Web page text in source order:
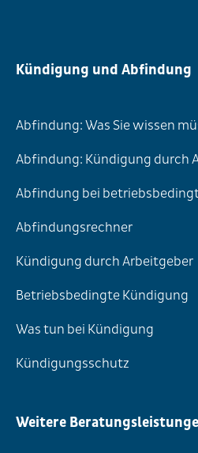
Kündigung und Abfindung
Abfindung: Was Sie wissen
Abfindung: Kündigung durch
Abfindung bei
Abfindungsrechner
Kündigung durch Arbeitgeber
Betriebsbedingte Kündigung
Was tun bei Kündigung
Kündigungsschutz
Weitere